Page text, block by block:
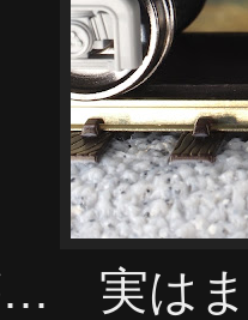
実はま